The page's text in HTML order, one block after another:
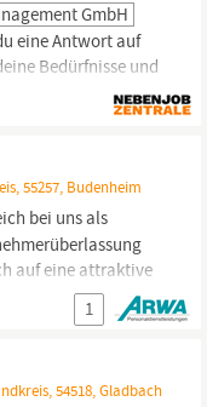
GmbH
eine Antwort auf
Bedürfnisse und
mit Leidenschaft und
Als
Malerhelfer
55257, Budenheim
bei uns als
auf eine attraktive
neuer Job ist in
Betreuung vor
1
54518, Gladbach